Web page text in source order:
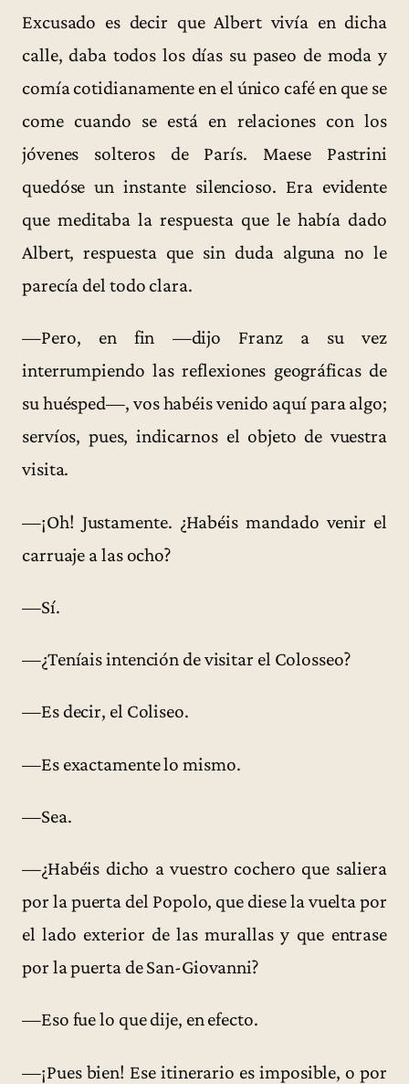
Excusado es decir que Albert vivía en dicha
calle, daba todos los días su paseo de moda y
comía cotidianamente en el único café en que se
come cuando se está en relaciones con los
jóvenes solteros de París. Maese Pastrini
quedóse un instante silencioso. Era evidente
que meditaba la respuesta que le había dado
Albert, respuesta que sin duda alguna no le
parecía del todo clara.
—Pero, en fin —dijo Franz a su vez
interrumpiendo las reflexiones geográficas de
su huésped—, vos habéis venido aquí para algo;
servíos, pues, indicarnos el objeto de vuestra
visita.
—¡Oh! Justamente. ¿Habéis mandado venir el
carruaje a las ocho?
—Sí.
—¿Teníais intención de visitar el Colosseo?
—Es decir, el Coliseo.
—Es exactamente lo mismo.
—Sea.
—¿Habéis dicho a vuestro cochero que saliera
por la puerta del Popolo, que diese la vuelta por
el lado exterior de las murallas y que entrase
por la puerta de San-Giovanni?
—Eso fue lo que dije, en efecto.
—¡Pues bien! Ese itinerario es imposible, o por